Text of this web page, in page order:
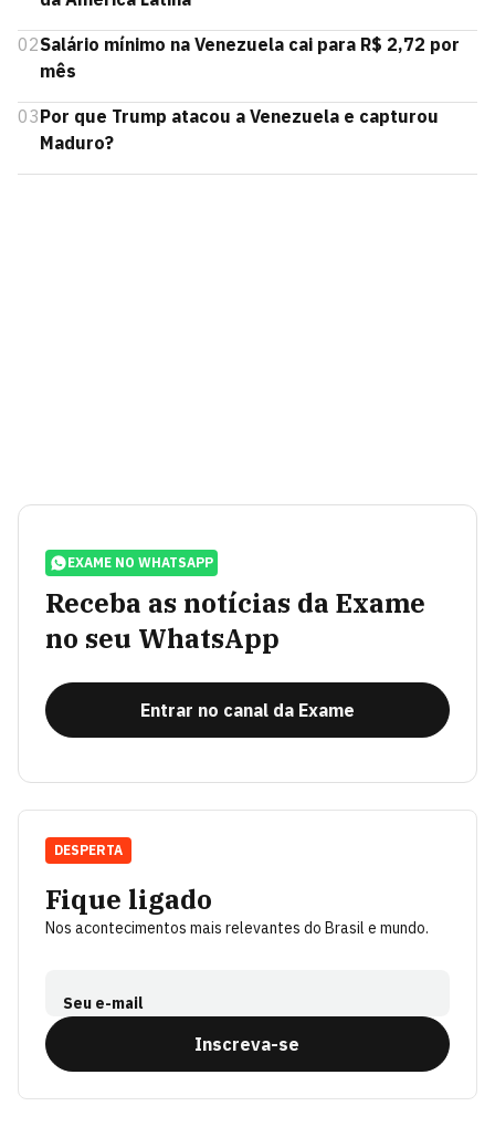
02Salário mínimo na Venezuela cai para R$ 2,72 por
mês
03Por que Trump atacou a Venezuela e capturou
Maduro?
EXAME NO WHATSAPP
Receba as notícias da Exame
no seu WhatsApp
Entrar no canal da Exame
Fique ligado
Nos acontecimentos mais relevantes do Brasil e mundo.
Seu e-mail
Inscreva-se
DESPERTA